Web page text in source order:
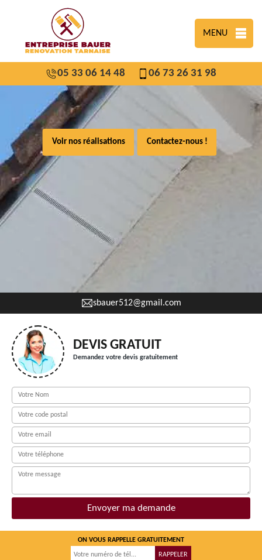
MENU
05 33 06 14 48 06 73 26 31 98
Voir nos réalisations Contactez-nous !
sbauer512@gmail.com
DEVIS GRATUIT
Demandez votre devis gratuitement
ON VOUS RAPPELLE GRATUITEMENT